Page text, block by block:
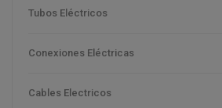
Tubos Eléctricos
Conexiones Eléctricas
Cables Electricos